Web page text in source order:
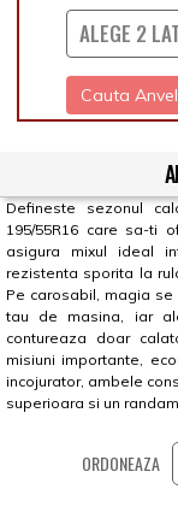
ALEGE 2
Cauta
Defineste sezonul
195/55R16 care sa-ti
asigura mixul ideal
rezistenta sporita la
Pe carosabil, magia
tau de masina, iar
contureaza doar
misiuni importante,
incojurator, ambele
superioara si un
ORDONEAZA